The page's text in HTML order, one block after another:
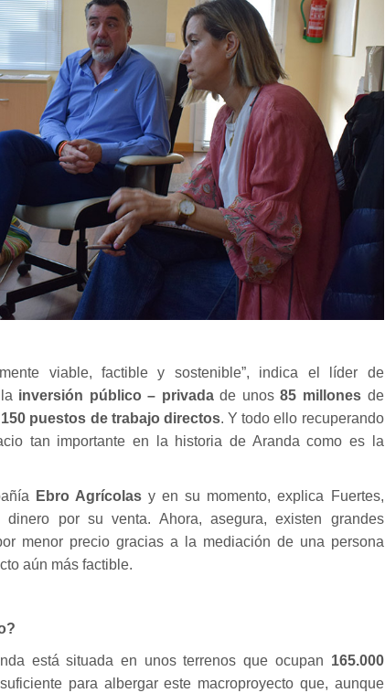
viable, factible y sostenible”, indica el líder de
inversión público – privadade unos85 millones de
150 puestos de trabajo directos. Y todo ello recuperando
tan importante en la historia de Aranda como es la
Ebro Agrícolasy en su momento, explica Fuertes,
por su venta. Ahora, asegura, existen grandes
menor precio gracias a la mediación de una persona
aún más factible.
está situada en unos terrenos que ocupan 165.000
para albergar este macroproyecto que, aunque